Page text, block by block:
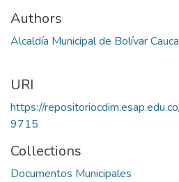
Authors
Alcaldía Municipal de Bolívar Cauca
URI
https://
9715
Collections
Documentos Municipales